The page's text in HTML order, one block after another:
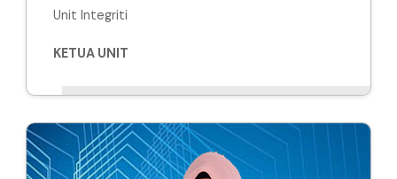
Unit Integriti
KETUA UNIT